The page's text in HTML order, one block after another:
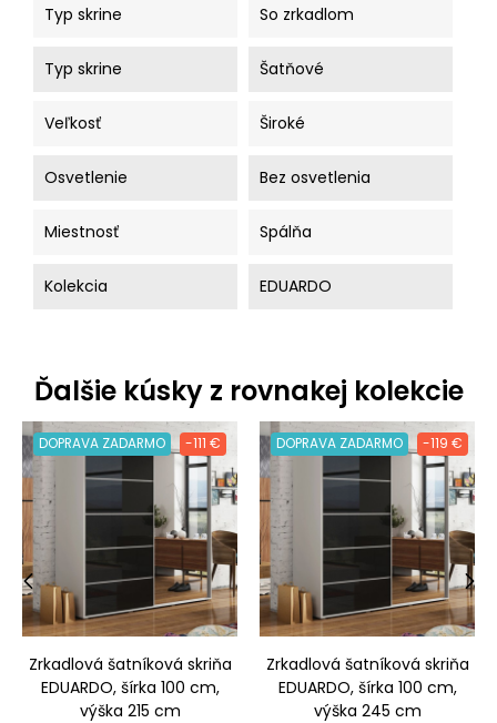
Typ skrine So zrkadlom
Typ skrine Šatňové
Veľkosť Široké
Osvetlenie Bez osvetlenia
Miestnosť Spálňa
Kolekcia EDUARDO
Ďalšie kúsky z rovnakej kolekcie
DOPRAVA ZADARMO -111 €
Zrkadlová šatníková skriňa
EDUARDO, šírka 100 cm,
výška 215 cm
DOPRAVA ZADARMO -119 €
Zrkadlová šatníková skriňa
EDUARDO, šírka 100 cm,
výška 245 cm
‹ ›